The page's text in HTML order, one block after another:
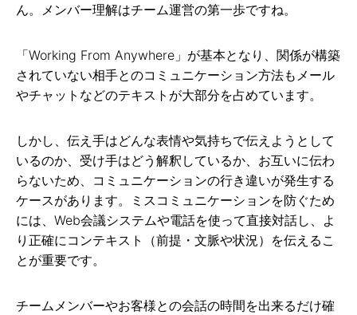
ん。メンバー理解はチーム運営の第一歩ですね。
「Working From Anywhere」が基本となり、関係が構築
されていない相手とのコミュニケーション方法もメール
やチャットなどのテキストが大部分を占めています。
しかし、伝え手はどんな表情や気持ちで伝えようとして
いるのか、受け手はどう解釈しているか、お互いに伝わ
らないため、コミュニケーションの行き違いが発生する
ケースがあります。ミスコミュニケーションを防ぐため
には、Web会議システムや電話を使って直接対話し、よ
り正確にコンテキスト（前提・文脈や状況）を伝えるこ
とが重要です。
チームメンバーやお客様との会話の時間を出来るだけ確